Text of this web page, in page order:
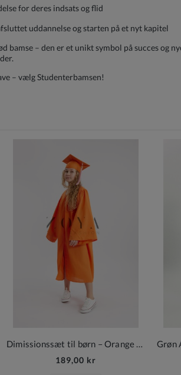
for deres indsats og flid
uddannelse og starten på et nyt kapitel
bamse – den er et unikt symbol på succes og
– vælg Studenterbamsen!
Dimissionssæt til børn – Orange kappe og hue
189,00 kr